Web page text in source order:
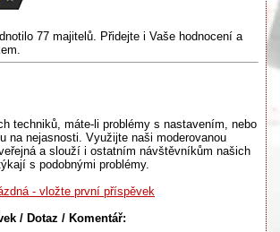
77 majitelů. Přidejte i Vaše hodnocení a
techniků, máte-li problémy s nastavením, nebo
na nejasnosti. Využijte naši moderovanou
a slouží i ostatním návštěvníkům našich
s podobnými problémy.
- vložte první příspěvek
/ Dotaz / Komentář: